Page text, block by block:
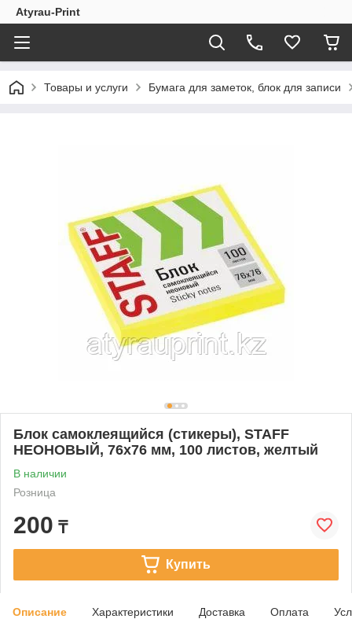
Atyrau-Print
Товары и услуги Бумага для заметок, блок для записи
Блок самоклеящийся (стикеры), STAFF
НЕОНОВЫЙ, 76х76 мм, 100 листов, желтый
В наличии
Розница
200 ₸
Купить
Описание Характеристики Доставка Оплата